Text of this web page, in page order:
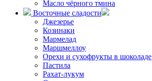
Масло чёрного тмина
Восточные сладости
Джезерье
Козинаки
Мармелад
Маршмеллоу
Орехи и сухофрукты в шоколаде
Пастила
Рахат-лукум